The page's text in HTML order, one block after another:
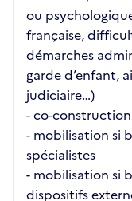
ou
française,
démarches
garde d’enfant,
judiciaire…)
- co-
- mobilisation si
spécialistes
- mobilisation si
dispositifs